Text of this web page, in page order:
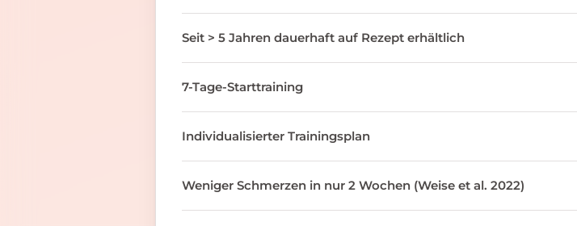
Seit > 5 Jahren dauerhaft auf Rezept erhältlich
7-Tage-Starttraining
Individualisierter Trainingsplan
Weniger Schmerzen in nur 2 Wochen (Weise et al. 2022)